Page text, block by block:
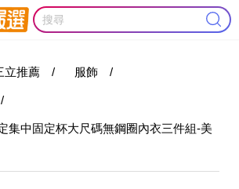
立推薦 / 服飾 /
/
定集中固定杯大尺碼無鋼圈內衣三件組-美